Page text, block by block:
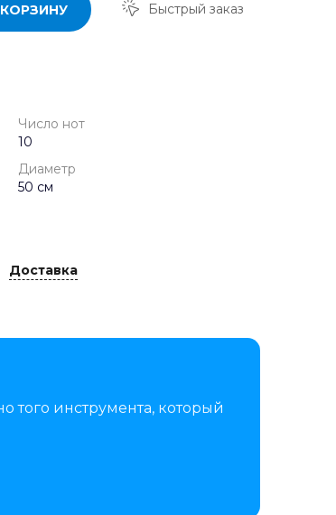
Быстрый заказ
Число нот
10
Диаметр
50 см
Доставка
того инструмента, который